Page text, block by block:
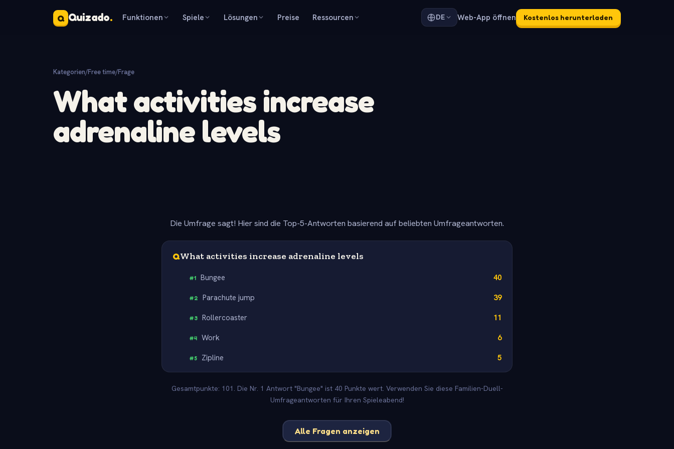
Q Quizado. Funktionen Spiele Lösungen Preise Ressourcen DE Web-App öffnen Kostenlos herunterladen
Kategorien/Free time/Frage
What activities increase
adrenaline levels
Die Umfrage sagt! Hier sind die Top-5-Antworten basierend auf beliebten Umfrageantworten.
QWhat activities increase adrenaline levels
#1 Bungee 40
#2 Parachute jump 39
#3 Rollercoaster 11
#4 Work 6
#5 Zipline 5
Gesamtpunkte: 101. Die Nr. 1 Antwort "Bungee" ist 40 Punkte wert. Verwenden Sie diese Familien-Duell-
Umfrageantworten für Ihren Spieleabend!
Alle Fragen anzeigen